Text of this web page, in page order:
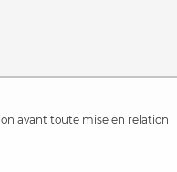
avant toute mise en relation